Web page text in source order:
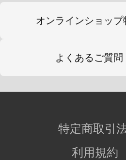
オンラインショップ
よくあるご質問
特定商取引
利用規約